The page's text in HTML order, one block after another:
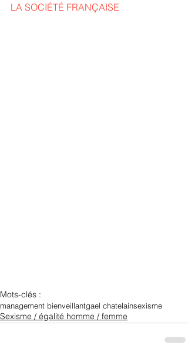
LA SOCIÉTÉ FRANÇAISE
Mots-clés :
management bienveillantgael chatelainsexisme
Sexisme / égalité homme / femme